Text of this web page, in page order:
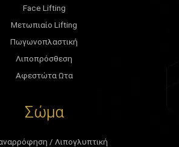
Face Lifting
Μετωπιαίο Lifting
Πωγωνοπλαστική
Λιποπρόσθεση
Αφεστώτα Ωτα
Σώμα
/ Λιπογλυπτική